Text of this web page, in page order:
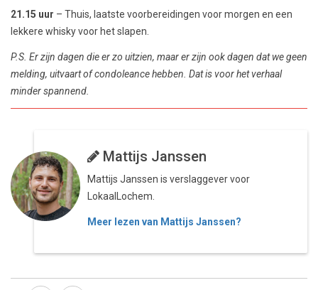
21.15 uur – Thuis, laatste voorbereidingen voor morgen en een
lekkere whisky voor het slapen.
P.S. Er zijn dagen die er zo uitzien, maar er zijn ook dagen dat we geen
melding, uitvaart of condoleance hebben. Dat is voor het verhaal
minder spannend.
Mattijs Janssen
Mattijs Janssen is verslaggever voor
LokaalLochem.
Meer lezen van Mattijs Janssen?